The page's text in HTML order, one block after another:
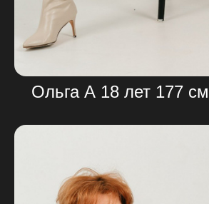
Ольга А 18 лет 177